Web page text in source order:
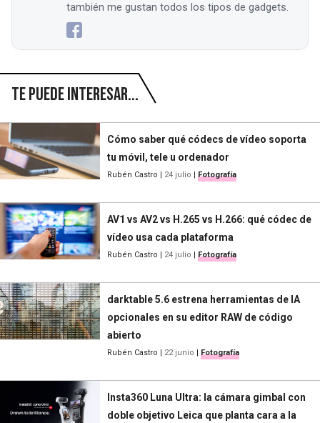
también me gustan todos los tipos de gadgets.
Te puede interesar...
Cómo saber qué códecs de vídeo soporta
tu móvil, tele u ordenador
Rubén Castro | 24 julio | Fotografía
AV1 vs AV2 vs H.265 vs H.266: qué códec de
vídeo usa cada plataforma
Rubén Castro | 24 julio | Fotografía
darktable 5.6 estrena herramientas de IA
opcionales en su editor RAW de código
abierto
Rubén Castro | 22 junio | Fotografía
Insta360 Luna Ultra: la cámara gimbal con
doble objetivo Leica que planta cara a la